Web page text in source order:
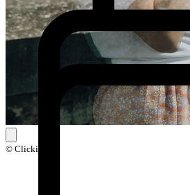
© Clickit